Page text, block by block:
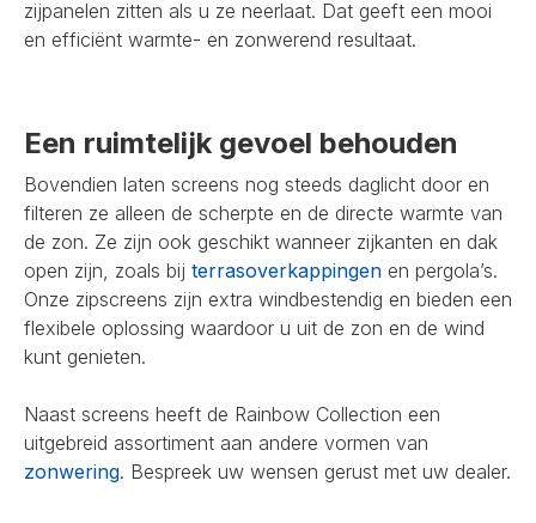
zijpanelen zitten als u ze neerlaat. Dat geeft een mooi
en efficiënt warmte- en zonwerend resultaat.
Een ruimtelijk gevoel behouden
Bovendien laten screens nog steeds daglicht door en
filteren ze alleen de scherpte en de directe warmte van
de zon. Ze zijn ook geschikt wanneer zijkanten en dak
open zijn, zoals bij terrasoverkappingen en pergola’s.
Onze zipscreens zijn extra windbestendig en bieden een
flexibele oplossing waardoor u uit de zon en de wind
kunt genieten.
Naast screens heeft de Rainbow Collection een
uitgebreid assortiment aan andere vormen van
zonwering. Bespreek uw wensen gerust met uw dealer.